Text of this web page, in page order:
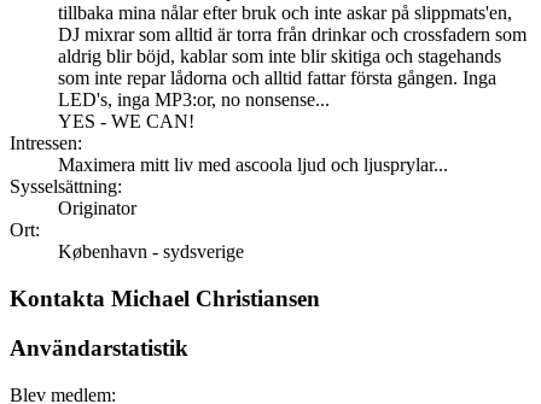
tillbaka mina nålar efter bruk och inte askar på slippmats'en,
DJ mixrar som alltid är torra från drinkar och crossfadern som
aldrig blir böjd, kablar som inte blir skitiga och stagehands
som inte repar lådorna och alltid fattar första gången. Inga
LED's, inga MP3:or, no nonsense...
YES - WE CAN!
Intressen:
Maximera mitt liv med ascoola ljud och ljusprylar...
Sysselsättning:
Originator
Ort:
København - sydsverige
Kontakta Michael Christiansen
Användarstatistik
Blev medlem: